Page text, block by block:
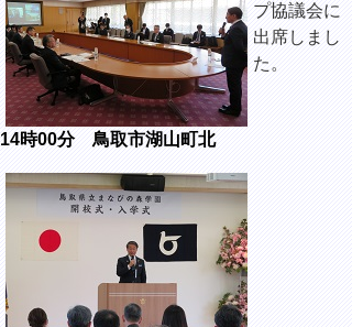
プ協議会に
出席しまし
た。
14時00分 鳥取市湖山町北